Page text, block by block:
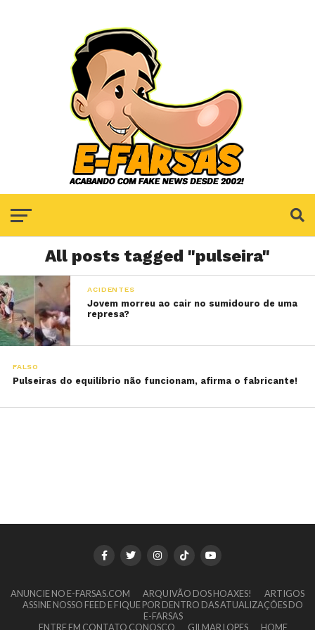
All posts tagged "pulseira"
ACIDENTES
Jovem morreu ao cair no sumidouro de uma
represa?
FALSO
Pulseiras do equilíbrio não funcionam, afirma o fabricante!
ANUNCIE NO E-FARSAS.COM ARQUIVÃO DOS HOAXES!
ARTIGOS
ASSINE NOSSO FEED E FIQUE POR DENTRO DAS ATUALIZAÇÕES DO
E-FARSAS
ENTRE EM CONTATO CONOSCO
GILMAR LOPES HOME